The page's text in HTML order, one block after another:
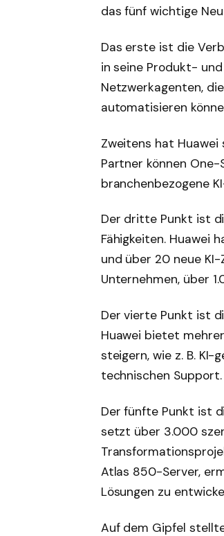
das fünf wichtige
Das erste ist die
in seine Produkt-
Netzwerkagenten,
automatisieren
Zweitens hat
Partner können
branchenbezogene
Der dritte Punkt ist
Fähigkeiten. Huawei
und über 20 neue
Unternehmen, über
Der vierte Punkt ist
Huawei bietet
steigern, wie z. B.
technischen Support.
Der fünfte Punkt ist
setzt über 3.000
Atlas 850-Server,
Lösungen zu
Auf dem Gipfel